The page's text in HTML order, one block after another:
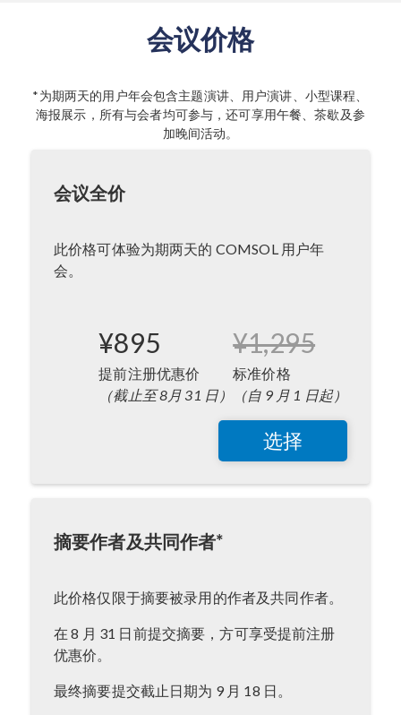
会议价格
*为期两天的用户年会包含主题演讲、用户演讲、小型课程、
海报展示，所有与会者均可参与，还可享用午餐、茶歇及参
加晚间活动。
会议全价
此价格可体验为期两天的 COMSOL 用户年
会。
¥895
提前注册优惠价
（截止至 8月 31 日）
¥1,295
标准价格
（自 9 月 1 日起）
选择
摘要作者及共同作者*
此价格仅限于摘要被录用的作者及共同作者。
在 8 月 31 日前提交摘要，方可享受提前注册
优惠价。
最终摘要提交截止日期为 9 月 18 日。